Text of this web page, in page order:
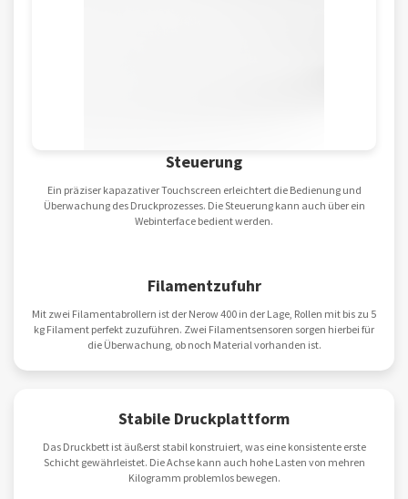
Steuerung
Ein präziser kapazativer Touchscreen erleichtert die Bedienung und
Überwachung des Druckprozesses. Die Steuerung kann auch über ein
Webinterface bedient werden.
Filamentzufuhr
Mit zwei Filamentabrollern ist der Nerow 400 in der Lage, Rollen mit bis zu 5
kg Filament perfekt zuzuführen. Zwei Filamentsensoren sorgen hierbei für
die Überwachung, ob noch Material vorhanden ist.
Stabile Druckplattform
Das Druckbett ist äußerst stabil konstruiert, was eine konsistente erste
Schicht gewährleistet. Die Achse kann auch hohe Lasten von mehren
Kilogramm problemlos bewegen.